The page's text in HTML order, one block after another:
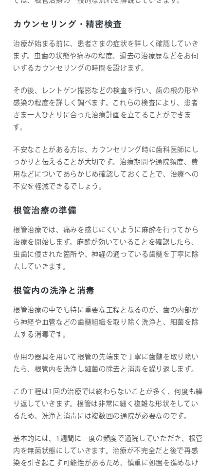
カウンセリング・精密検査
治療が始まる前に、患者さまの症状を詳しく確認していき
ます。虫歯の状態や痛みの程度、過去の治療歴などをお伺
いするカウンセリングの時間を設けます。
その後、レントゲン撮影などの検査を行い、歯の根の形や
感染の程度を詳しく調べます。これらの検査により、患者
さま一人ひとりに合った治療計画を立てることができま
す。
不安なことがある方は、カウンセリング時に歯科医師にし
っかりと伝えることが大切です。治療期間や通院頻度、費
用などについてあらかじめ確認しておくことで、治療への
不安を軽減できるでしょう。
根管治療の準備
根管治療では、痛みを感じにくいように麻酔を行ってから
治療を開始します。麻酔が効いていることを確認したら、
虫歯に侵された箇所や、神経の通っている歯髄を丁寧に除
去していきます。
根管内の洗浄と消毒
根管治療の中でも特に重要な工程となるのが、歯の内部か
ら神経や血管などの歯髄組織を取り除く洗浄と、細菌を除
去する消毒です。
専用の器具を用いて根管の先端まで丁寧に歯髄を取り除い
たら、根管内を洗浄し細菌の除去と消毒を繰り返します。
この工程は1回の治療では終わらないことが多く、何度も繰
り返していきます。根管は非常に細く複雑な形状をしてい
るため、洗浄と消毒には複数回の通院が必要なのです。
基本的には、1週間に一度の頻度で通院していただき、根管
内を無菌状態にしていきます。治療が不完全だと後で再感
染を引き起こす可能性があるため、慎重に処置を進めなけ